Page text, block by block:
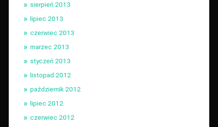
sierpień 2013
lipiec 2013
czerwiec 2013
marzec 2013
styczeń 2013
listopad 2012
październik 2012
lipiec 2012
czerwiec 2012